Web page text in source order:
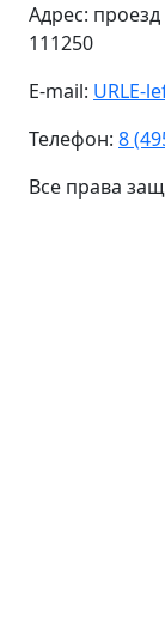
Адрес:
111250
E-mail: URLE-
Телефон: 8
Все права